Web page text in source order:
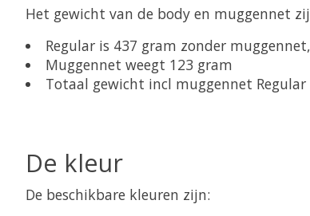
Het gewicht van de body en muggennet
Regular is 437 gram zonder
Muggennet weegt 123 gram
Totaal gewicht incl muggennet
De kleur
De beschikbare kleuren zijn: